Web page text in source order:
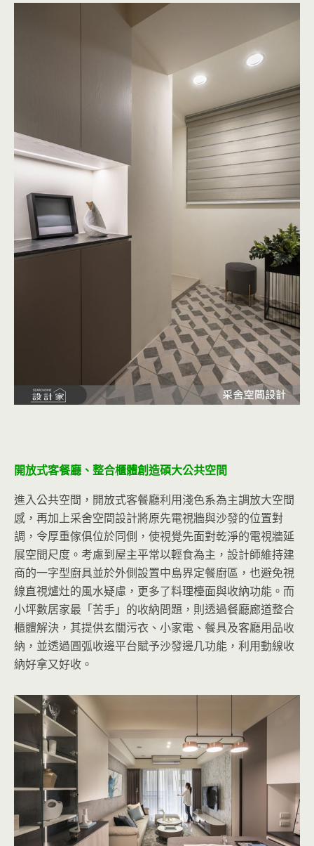
開放式客餐廳、整合櫃體創造碩大公共空間
進入公共空間，開放式客餐廳利用淺色系為主調放大空間
感，再加上采舍空間設計將原先電視牆與沙發的位置對
調，令厚重傢俱位於同側，使視覺先面對乾淨的電視牆延
展空間尺度。考慮到屋主平常以輕食為主，設計師維持建
商的一字型廚具並於外側設置中島界定餐廚區，也避免視
線直視爐灶的風水疑慮，更多了料理檯面與收納功能。而
小坪數居家最「苦手」的收納問題，則透過餐廳廊道整合
櫃體解決，其提供玄關污衣、小家電、餐具及客廳用品收
納，並透過圓弧收邊平台賦予沙發邊几功能，利用動線收
納好拿又好收。